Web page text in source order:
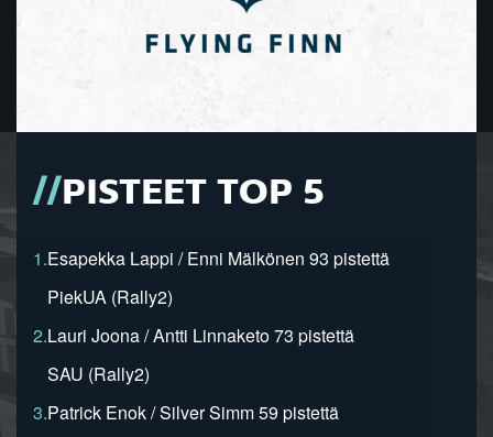
PISTEET TOP 5
1.Esapekka Lappi / Enni Mälkönen 93 pistettä
PiekUA (Rally2)
2.Lauri Joona / Antti Linnaketo 73 pistettä
SAU (Rally2)
3.Patrick Enok / Silver Simm 59 pistettä